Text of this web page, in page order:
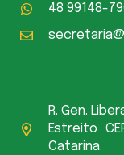
48 99148-
R. Gen.
Estreito
Catarina.